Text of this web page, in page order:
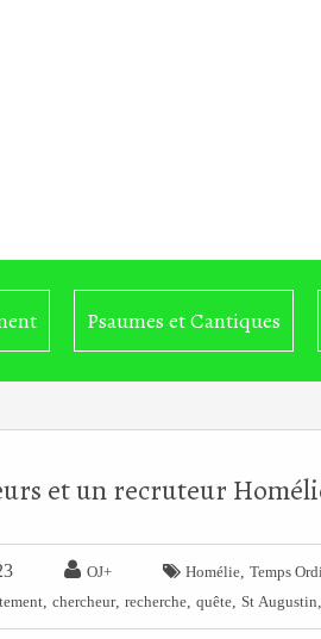
Psaumes et Cantiques
et un recruteur
 OJ+  Homélie Temps
chercheur, recherche quête St Augustin